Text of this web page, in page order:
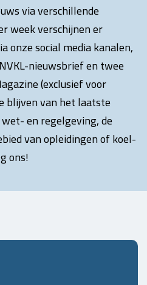
via verschillende
week verschijnen er
onze social media kanalen,
nieuwsbrief en twee
(exclusief voor
blijven van het laatste
en regelgeving, de
van opleidingen of koel-
ons!